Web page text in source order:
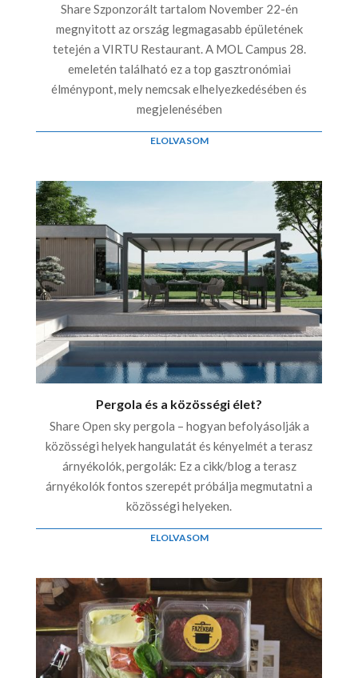
Share Szponzorált tartalom November 22-én
megnyitott az ország legmagasabb épületének
tetején a VIRTU Restaurant. A MOL Campus 28.
emeletén található ez a top gasztronómiai
élménypont, mely nemcsak elhelyezkedésében és
megjelenésében
ELOLVASOM
Pergola és a közösségi élet?
Share Open sky pergola – hogyan befolyásolják a
közösségi helyek hangulatát és kényelmét a terasz
árnyékolók, pergolák: Ez a cikk/blog a terasz
árnyékolók fontos szerepét próbálja megmutatni a
közösségi helyeken.
ELOLVASOM